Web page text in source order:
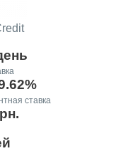
ставка